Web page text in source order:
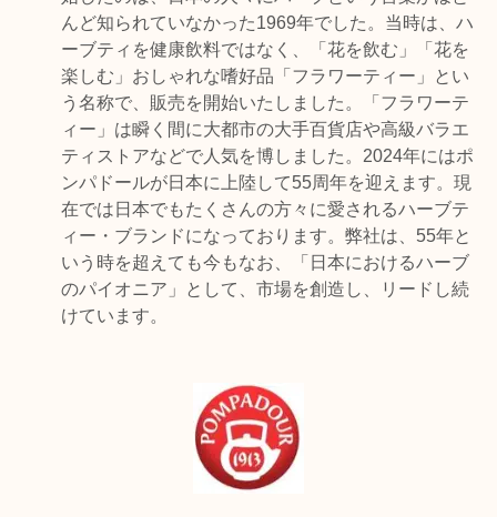
んど知られていなかった1969年でした。当時は、ハ
ーブティを健康飲料ではなく、「花を飲む」「花を
楽しむ」おしゃれな嗜好品「フラワーティー」とい
う名称で、販売を開始いたしました。「フラワーテ
ィー」は瞬く間に大都市の大手百貨店や高級バラエ
ティストアなどで人気を博しました。2024年にはポ
ンパドールが日本に上陸して55周年を迎えます。現
在では日本でもたくさんの方々に愛されるハーブテ
ィー・ブランドになっております。弊社は、55年と
いう時を超えても今もなお、「日本におけるハーブ
のパイオニア」として、市場を創造し、リードし続
けています。